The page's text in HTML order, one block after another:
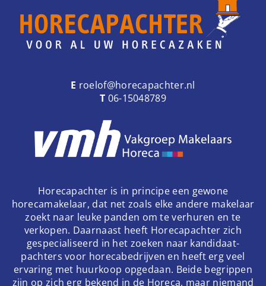
E roelof@horecapachter.nl
T 06-15048789
Horecapachter is in principe een gewone
horecamakelaar, dat net zoals elke andere makelaar
zoekt naar leuke panden om te verhuren en te
verkopen. Daarnaast heeft Horecapachter zich
gespecialiseerd in het zoeken naar kandidaat-
pachters voor horecabedrijven en heeft erg veel
ervaring met huurkoop opgedaan. Beide begrippen
zijn op zich erg bekend in de Horeca, maar niemand